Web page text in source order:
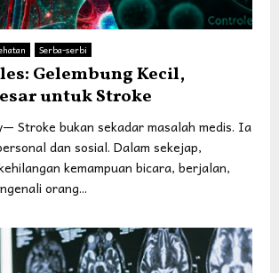
Serba-serbi
Gelembung Kecil,
untuk Stroke
Stroke bukan sekadar masalah medis. Ia
dan sosial. Dalam sekejap,
kemampuan bicara, berjalan,
orang...